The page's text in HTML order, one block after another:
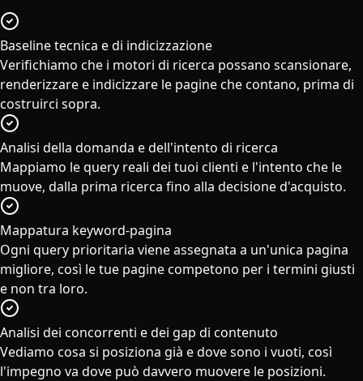
Baseline tecnica e di indicizzazione
Verifichiamo che i motori di ricerca possano scansionare,
renderizzare e indicizzare le pagine che contano, prima di
costruirci sopra.
Analisi della domanda e dell'intento di ricerca
Mappiamo le query reali dei tuoi clienti e l'intento che le
muove, dalla prima ricerca fino alla decisione d'acquisto.
Mappatura keyword-pagina
Ogni query prioritaria viene assegnata a un'unica pagina
migliore, così le tue pagine competono per i termini giusti
e non tra loro.
Analisi dei concorrenti e dei gap di contenuto
Vediamo cosa si posiziona già e dove sono i vuoti, così
l'impegno va dove può davvero muovere le posizioni.